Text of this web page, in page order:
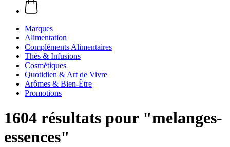
Marques
Alimentation
Compléments Alimentaires
Thés & Infusions
Cosmétiques
Quotidien & Art de Vivre
Arômes & Bien-Être
Promotions
1604 résultats pour "melanges-
essences"